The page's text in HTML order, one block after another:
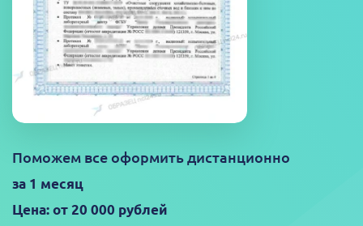
Поможем все оформить дистанционно
за 1 месяц
Цена: от 20 000 рублей